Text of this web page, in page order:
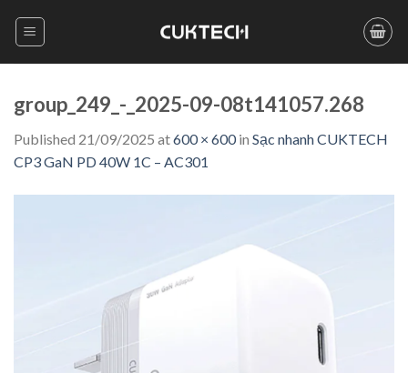
group_249_-_2025-09-08t141057.268
Published 21/09/2025 at600 × 600in Sạc nhanh CUKTECH
CP3 GaN PD 40W 1C – AC301